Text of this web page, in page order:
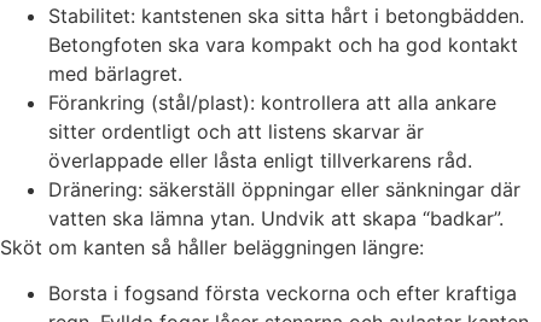
Stabilitet: kantstenen ska sitta hårt i betongbädden.
Betongfoten ska vara kompakt och ha god kontakt
med bärlagret.
Förankring (stål/plast): kontrollera att alla ankare
sitter ordentligt och att listens skarvar är
överlappade eller låsta enligt tillverkarens råd.
Dränering: säkerställ öppningar eller sänkningar där
vatten ska lämna ytan. Undvik att skapa “badkar”.
Sköt om kanten så håller beläggningen längre:
Borsta i fogsand första veckorna och efter kraftiga